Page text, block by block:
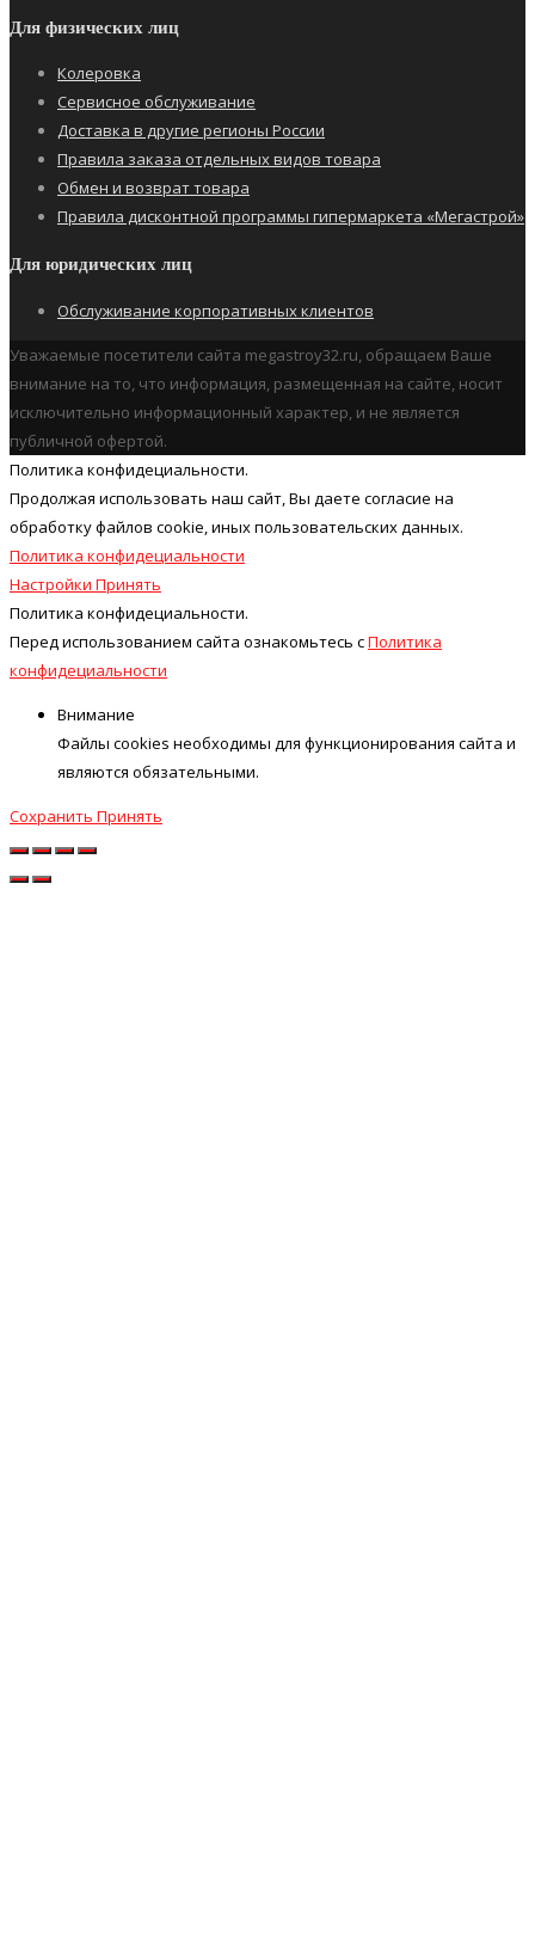
Для физических лиц
Колеровка
Сервисное обслуживание
Доставка в другие регионы России
Правила заказа отдельных видов товара
Обмен и возврат товара
Правила дисконтной программы гипермаркета «Мегастрой»
Для юридических лиц
Обслуживание корпоративных клиентов
Уважаемые посетители сайта megastroy32.ru, обращаем Ваше
внимание на то, что информация, размещенная на сайте, носит
исключительно информационный характер, и не является
публичной офертой.
Политика конфидециальности.
Продолжая использовать наш cайт, Вы даете согласие на
обработку файлов cookie, иных пользовательских данных.
Политика конфидециальности
Настройки Принять
Политика конфидециальности.
Перед использованием сайта ознакомьтесь сПолитика
конфидециальности
Внимание
Файлы cookies необходимы для функционирования сайта и
являются обязательными.
Сохранить Принять